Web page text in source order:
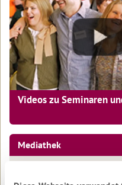
Einleitung
2025
2024
2023
2022
Podcast
von
Robert
Betz
Geistige
Welt
Für
alle
der
Botschaften
der
Geistigen
Robert
Betz
den
Medien
Einleitung
Interviews
Inspirationen
Einleitung
App
Videos zu Seminaren
Mediathek